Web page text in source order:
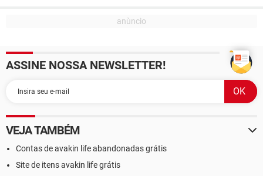
ASSINE NOSSA NEWSLETTER!
VEJA TAMBÉM
Contas de avakin life abandonadas grátis
Site de itens avakin life grátis